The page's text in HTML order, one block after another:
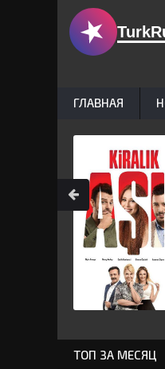
ТОП ЗА МЕСЯЦ
ГЛАВНАЯ